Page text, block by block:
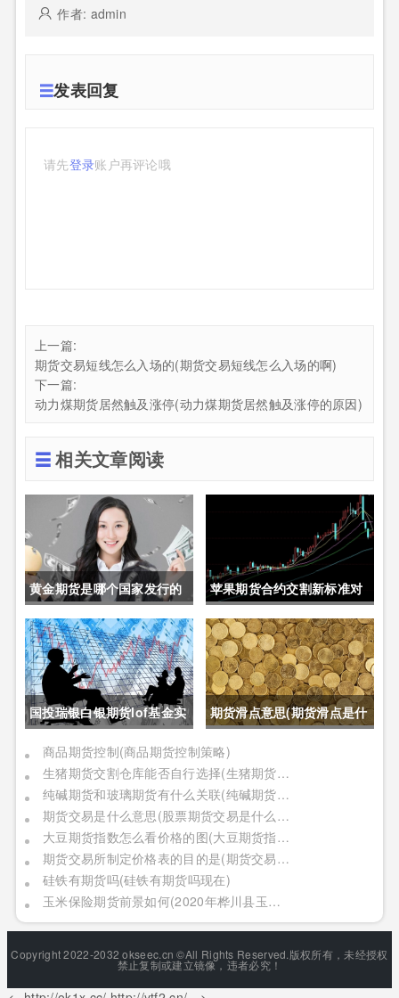
作者: admin
发表回复
请先登录账户再评论哦
上一篇:
期货交易短线怎么入场的(期货交易短线怎么入场的啊)
下一篇:
动力煤期货居然触及涨停(动力煤期货居然触及涨停的原因)
相关文章阅读
黄金期货是哪个国家发行的
呢(黄金期货是属于国内盘
吗)
苹果期货合约交割新标准对
价格的影响(苹果期货合约交
割新标准对价格的影响有哪
些)
国投瑞银白银期货lof基金实
时行情(国投瑞银白银期货
lof基金实时行情怎么样)
期货滑点意思(期货滑点是什
么意思)
商品期货控制(商品期货控制策略)
生猪期货交割仓库能否自行选择(生猪期货交割仓库能否自行选择仓位)
纯碱期货和玻璃期货有什么关联(纯碱期货和玻璃期货有什么关联吗)
期货交易是什么意思(股票期货交易是什么意思)
大豆期货指数怎么看价格的图(大豆期货指数怎么看价格的图表)
期货交易所制定价格表的目的是(期货交易所制定价格表的目的是什么)
硅铁有期货吗(硅铁有期货吗现在)
玉米保险期货前景如何(2020年桦川县玉米期货保险)
Copyright 2022-2032 okseec.cn ©All Rights Reserved.版权所有，未经授权
禁止复制或建立镜像，违者必究！